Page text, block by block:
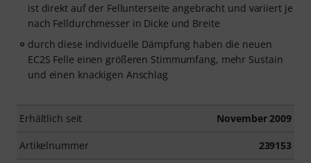
ist direkt auf der Fellunterseite angebracht und variiert je
nach Felldurchmesser in Dicke und Breite
durch diese individuelle Dämpfung haben die neuen
EC2S Felle einen größeren Stimmumfang, mehr Sustain
und einen knackigen Anschlag
Erhältlich seit November 2009
Artikelnummer 239153